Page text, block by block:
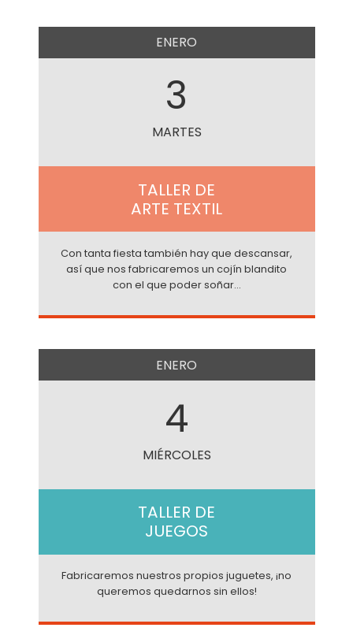
ENERO
3
MARTES
TALLER DE
ARTE TEXTIL
Con tanta fiesta también hay que descansar,
así que nos fabricaremos un cojín blandito
con el que poder soñar...
ENERO
4
MIÉRCOLES
TALLER DE
JUEGOS
Fabricaremos nuestros propios juguetes, ¡no
queremos quedarnos sin ellos!